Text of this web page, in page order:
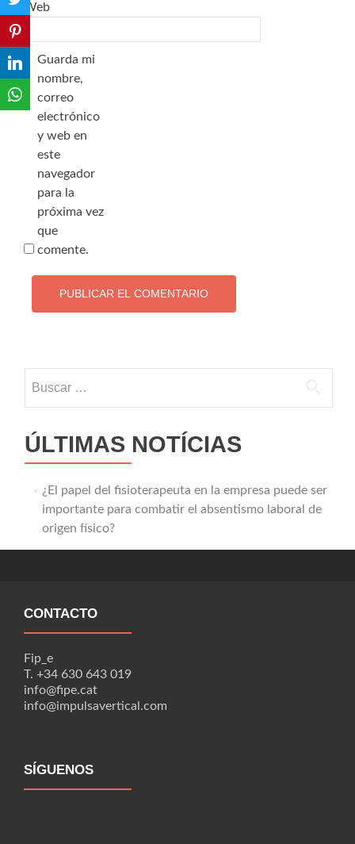
Web
Guarda mi
nombre,
correo
electrónico
y web en
este
navegador
para la
próxima vez
que
comente.
ÚLTIMAS NOTÍCIAS
¿El papel del fisioterapeuta en la empresa puede ser
importante para combatir el absentismo laboral de
origen físico?
CONTACTO
Fip_e
T. +34 630 643 019
info@fipe.cat
info@impulsavertical.com
SÍGUENOS